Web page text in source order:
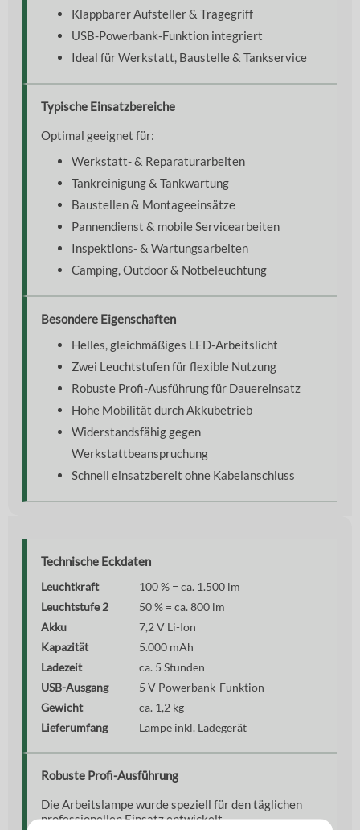
Klappbarer Aufsteller & Tragegriff
USB-Powerbank-Funktion integriert
Ideal für Werkstatt, Baustelle & Tankservice
Typische Einsatzbereiche
Optimal geeignet für:
Werkstatt- & Reparaturarbeiten
Tankreinigung & Tankwartung
Baustellen & Montageeinsätze
Pannendienst & mobile Servicearbeiten
Inspektions- & Wartungsarbeiten
Camping, Outdoor & Notbeleuchtung
Besondere Eigenschaften
Helles, gleichmäßiges LED-Arbeitslicht
Zwei Leuchtstufen für flexible Nutzung
Robuste Profi-Ausführung für Dauereinsatz
Hohe Mobilität durch Akkubetrieb
Widerstandsfähig gegen
Werkstattbeanspruchung
Schnell einsatzbereit ohne Kabelanschluss
Technische Eckdaten
Leuchtkraft
100 % = ca. 1.500 lm
Leuchtstufe 2
50 % = ca. 800 lm
Akku
7,2 V Li-Ion
Kapazität
5.000 mAh
Ladezeit
ca. 5 Stunden
USB-Ausgang
5 V Powerbank-Funktion
Gewicht
ca. 1,2 kg
Lieferumfang
Lampe inkl. Ladegerät
Robuste Profi-Ausführung
Die Arbeitslampe wurde speziell für den täglichen
professionellen Einsatz entwickelt.